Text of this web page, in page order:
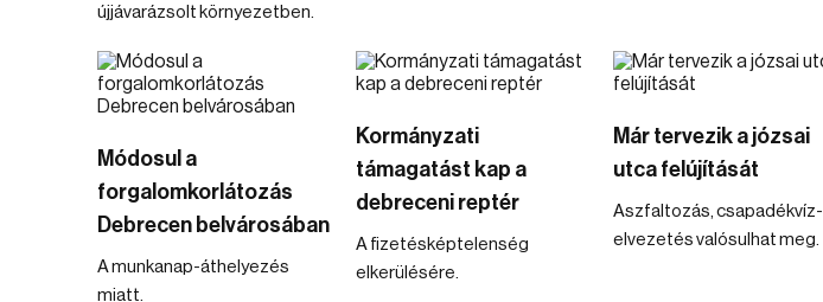
újjávarázsolt környezetben.
Módosul a
forgalomkorlátozás
Debrecen belvárosában
A munkanap-áthelyezés
miatt.
Kormányzati
támagatást kap a
debreceni reptér
A fizetésképtelenség
elkerülésére.
Már tervezik a józsai
utca felújítását
Aszfaltozás, csapadékvíz-
elvezetés valósulhat meg.